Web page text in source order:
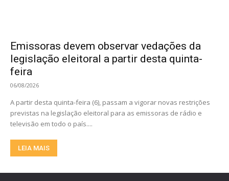
Emissoras devem observar vedações da
legislação eleitoral a partir desta quinta-
feira
06/08/2026
A partir desta quinta-feira (6), passam a vigorar novas restrições
previstas na legislação eleitoral para as emissoras de rádio e
televisão em todo o país....
LEIA MAIS